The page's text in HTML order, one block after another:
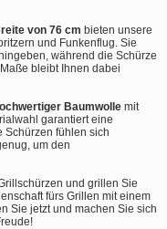
von 76 cm bieten unsere
und Funkenflug. Sie
während die Schürze
bleibt Ihnen dabei
Baumwolle mit
garantiert eine
Schürzen fühlen sich
um den
und grillen Sie
fürs Grillen mit einem
Sie jetzt und machen Sie sich